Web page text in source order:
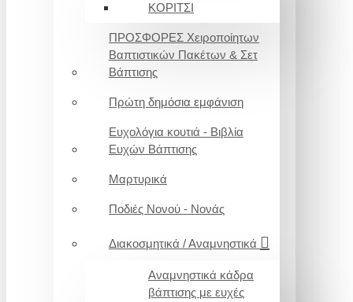
ΚΟΡΙΤΣΙ
ΠΡΟΣΦΟΡΕΣ Χειροποίητων
Βαπτιστικών Πακέτων & Σετ
Βάπτισης
Πρώτη δημόσια εμφάνιση
Ευχολόγια κουτιά - Βιβλία
Ευχών Βάπτισης
Μαρτυρικά
Ποδιές Νονού - Νονάς
Διακοσμητικά / Αναμνηστικά
Αναμνηστικά κάδρα
βάπτισης με ευχές